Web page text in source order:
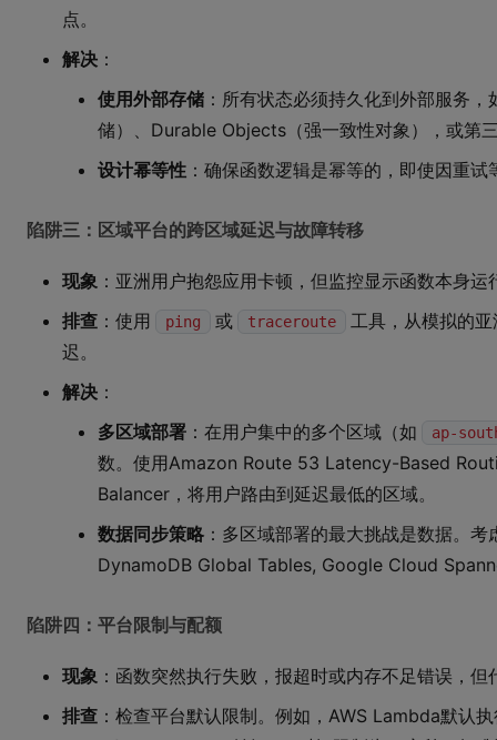
点。
解决 ：
使用外部存储 ：所有状态必须持久化到外部服务
储）、Durable Objects（强一致性对象），或第
设计幂等性 ：确保函数逻辑是幂等的，即使因重
陷阱三：区域平台的跨区域延迟与故障转移
现象 ：亚洲用户抱怨应用卡顿，但监控显示函数本身运
排查 ：使用 ping 或 traceroute
工具，从模拟的
迟。
解决 ：
多区域部署 ：在用户集中的多个区域（如 ap-
数。使用Amazon Route 53 Latency-Based
Balancer，将用户路由到延迟最低的区域。
数据同步策略 ：多区域部署的最大挑战是数据。
DynamoDB Global Tables, Google Cloud
陷阱四：平台限制与配额
现象 ：函数突然执行失败，报超时或内存不足错误，但
排查 ：检查平台默认限制。例如，AWS Lambda默认